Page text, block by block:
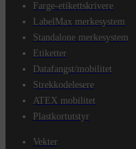
Farge-etikettskrivere
LabelMax merkesystem
Standalone merkesystem
Etiketter
Datafangst/mobilitet
Strekkodelesere
ATEX mobilitet
Plastkortutstyr
Vekter